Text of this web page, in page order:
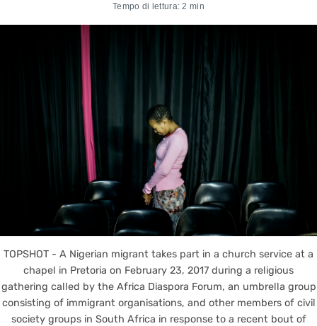
Tempo di lettura: 2 min
TOPSHOT - A Nigerian migrant takes part in a church service at a
chapel in Pretoria on February 23, 2017 during a religious
gathering called by the Africa Diaspora Forum, an umbrella group
consisting of immigrant organisations, and other members of civil
society groups in South Africa in response to a recent bout of